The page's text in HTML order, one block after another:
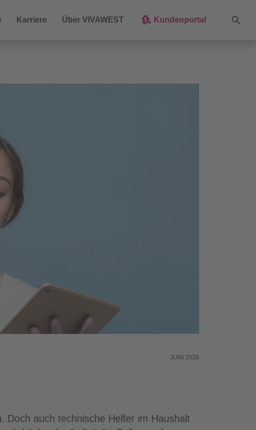
Karriere Über VIVAWEST Kundenportal
JUNI 2026
Doch auch technische Helfer im Haushalt